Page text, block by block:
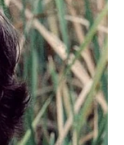
drugi)